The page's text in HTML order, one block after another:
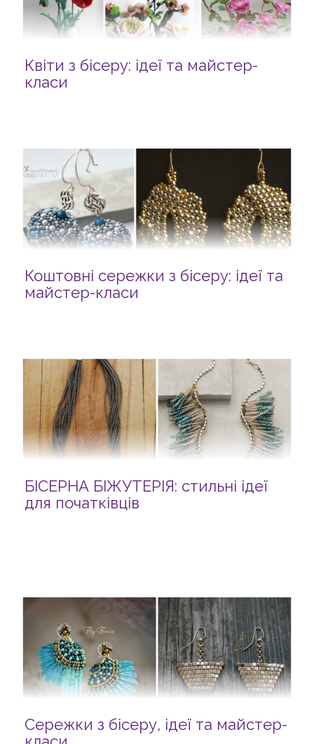
Квіти з бісеру: ідеї та майстер-
класи
Коштовні сережки з бісеру: ідеї та
майстер-класи
БІСЕРНА БІЖУТЕРІЯ: стильні ідеї
для початківців
Сережки з бісеру, ідеї та майстер-